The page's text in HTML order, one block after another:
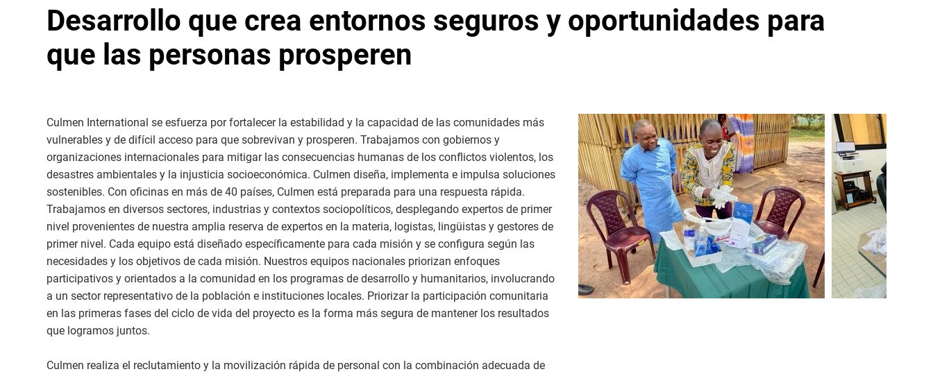
Desarrollo que crea entornos seguros y oportunidades para
que las personas prosperen
Culmen International se esfuerza por fortalecer la estabilidad y la capacidad de las comunidades más
vulnerables y de difícil acceso para que sobrevivan y prosperen. Trabajamos con gobiernos y
organizaciones internacionales para mitigar las consecuencias humanas de los conflictos violentos, los
desastres ambientales y la injusticia socioeconómica. Culmen diseña, implementa e impulsa soluciones
sostenibles. Con oficinas en más de 40 países, Culmen está preparada para una respuesta rápida.
Trabajamos en diversos sectores, industrias y contextos sociopolíticos, desplegando expertos de primer
nivel provenientes de nuestra amplia reserva de expertos en la materia, logistas, lingüistas y gestores de
primer nivel. Cada equipo está diseñado específicamente para cada misión y se configura según las
necesidades y los objetivos de cada misión. Nuestros equipos nacionales priorizan enfoques
participativos y orientados a la comunidad en los programas de desarrollo y humanitarios, involucrando
a un sector representativo de la población e instituciones locales. Priorizar la participación comunitaria
en las primeras fases del ciclo de vida del proyecto es la forma más segura de mantener los resultados
que logramos juntos.
Culmen realiza el reclutamiento y la movilización rápida de personal con la combinación adecuada de